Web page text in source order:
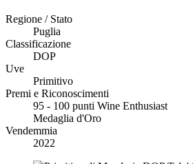
Regione / Stato
Puglia
Classificazione
DOP
Uve
Primitivo
Premi e Riconoscimenti
95 - 100 punti Wine Enthusiast
Medaglia d'Oro
Vendemmia
2022